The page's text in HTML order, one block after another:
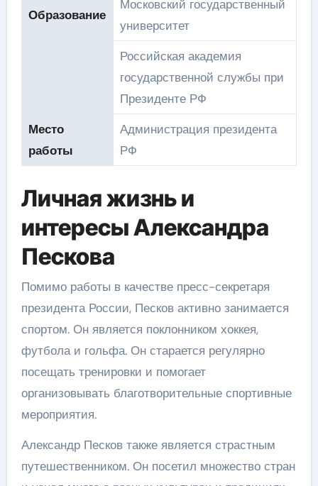
Образование
Московский государственный
университет
Российская академия
государственной службы при
Президенте РФ
Место
работы
Администрация президента
РФ
Личная жизнь и
интересы Александра
Пескова
Помимо работы в качестве пресс-секретаря
президента России, Песков активно занимается
спортом. Он является поклонником хоккея,
футбола и гольфа. Он старается регулярно
посещать тренировки и помогает
организовывать благотворительные спортивные
мероприятия.
Александр Песков также является страстным
путешественником. Он посетил множество стран